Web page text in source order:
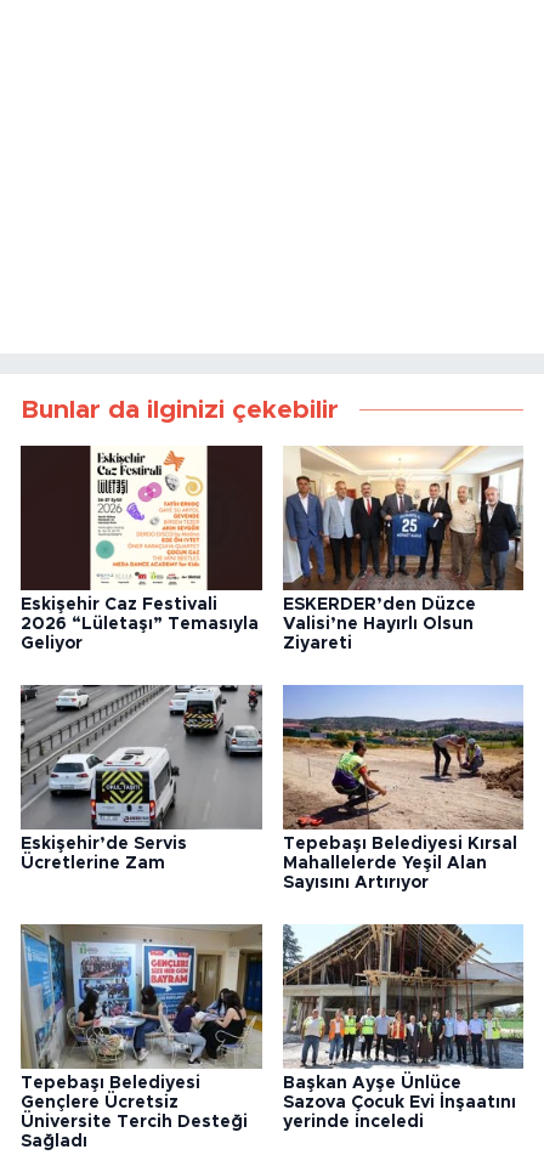
Bunlar da ilginizi çekebilir
Eskişehir Caz Festivali
2026 “Lületaşı” Temasıyla
Geliyor
ESKERDER’den Düzce
Valisi’ne Hayırlı Olsun
Ziyareti
Eskişehir’de Servis
Ücretlerine Zam
Tepebaşı Belediyesi Kırsal
Mahallelerde Yeşil Alan
Sayısını Artırıyor
Tepebaşı Belediyesi
Gençlere Ücretsiz
Üniversite Tercih Desteği
Sağladı
Başkan Ayşe Ünlüce
Sazova Çocuk Evi İnşaatını
yerinde inceledi